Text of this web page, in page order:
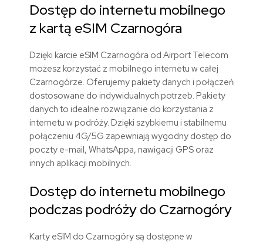
Dostęp do internetu mobilnego
z kartą eSIM Czarnogóra
Dzięki karcie eSIM Czarnogóra od Airport Telecom
możesz korzystać z mobilnego internetu w całej
Czarnogórze. Oferujemy pakiety danych i połączeń
dostosowane do indywidualnych potrzeb. Pakiety
danych to idealne rozwiązanie do korzystania z
internetu w podróży. Dzięki szybkiemu i stabilnemu
połączeniu 4G/5G zapewniają wygodny dostęp do
poczty e-mail, WhatsAppa, nawigacji GPS oraz
innych aplikacji mobilnych.
Dostęp do internetu mobilnego
podczas podróży do Czarnogóry
Karty eSIM do Czarnogóry są dostępne w